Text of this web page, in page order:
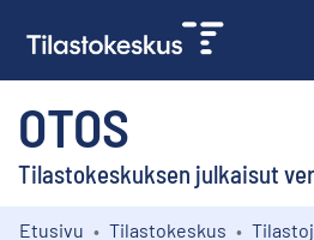
OTOS
Tilastokeskuksen julkaisut
Etusivu Tilastokeskus